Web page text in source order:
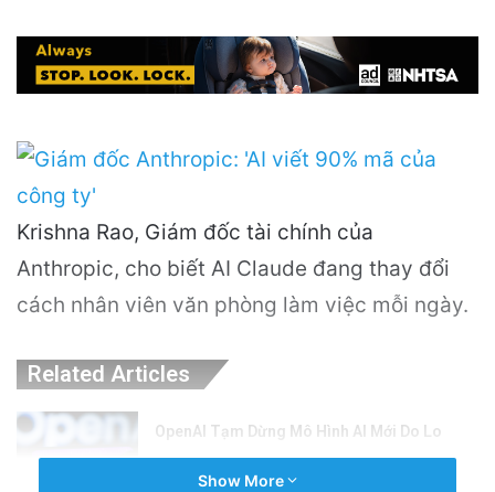
Krishna Rao, Giám đốc tài chính của
Anthropic, cho biết AI Claude đang thay đổi
cách nhân viên văn phòng làm việc mỗi ngày.
Related Articles
OpenAI Tạm Dừng Mô Hình AI Mới Do Lo
Show More